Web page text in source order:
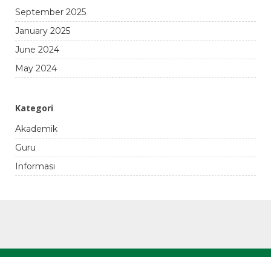
September 2025
January 2025
June 2024
May 2024
Kategori
Akademik
Guru
Informasi